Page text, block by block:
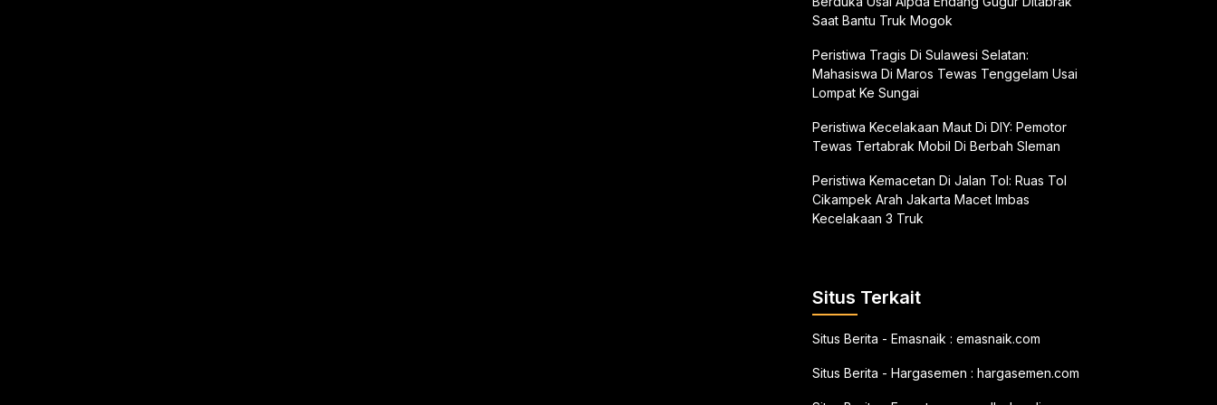
Saat Bantu Truk Mogok
Peristiwa Tragis Di Sulawesi Selatan:
Mahasiswa Di Maros Tewas Tenggelam Usai
Lompat Ke Sungai
Peristiwa Kecelakaan Maut Di DIY: Pemotor
Tewas Tertabrak Mobil Di Berbah Sleman
Peristiwa Kemacetan Di Jalan Tol: Ruas Tol
Cikampek Arah Jakarta Macet Imbas
Kecelakaan 3 Truk
Situs Terkait
Situs Berita - Emasnaik : emasnaik.com
Situs Berita - Hargasemen : hargasemen.com